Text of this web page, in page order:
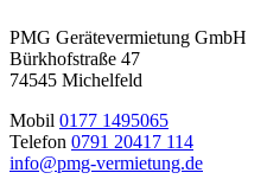
PMG Gerätevermietung GmbH
Bürkhofstraße 47
74545 Michelfeld
Mobil 0177 1495065
Telefon 0791 20417 114
info@pmg-vermietung.de